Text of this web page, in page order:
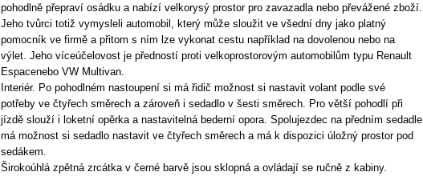
pohodlně přepraví osádku a nabízí velkorysý prostor pro zavazadla nebo převážené zboží.
Jeho tvůrci totiž vymysleli automobil, který může sloužit ve všední dny jako platný
pomocník ve firmě a přitom s ním lze vykonat cestu například na dovolenou nebo na
výlet. Jeho víceúčelovost je předností proti velkoprostorovým automobilům typu Renault
Espacenebo VW Multivan.
Interiér. Po pohodlném nastoupení si má řidič možnost si nastavit volant podle své
potřeby ve čtyřech směrech a zároveň i sedadlo v šesti směrech. Pro větší pohodlí při
jízdě slouží i loketní opěrka a nastavitelná bederní opora. Spolujezdec na předním sedadle
má možnost si sedadlo nastavit ve čtyřech směrech a má k dispozici úložný prostor pod
sedákem.
Širokoúhlá zpětná zrcátka v černé barvě jsou sklopná a ovládají se ručně z kabiny.